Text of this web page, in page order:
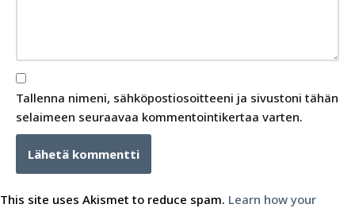
Tallenna nimeni, sähköpostiosoitteeni ja sivustoni tähän
selaimeen seuraavaa kommentointikertaa varten.
This site uses Akismet to reduce spam. Learn how your